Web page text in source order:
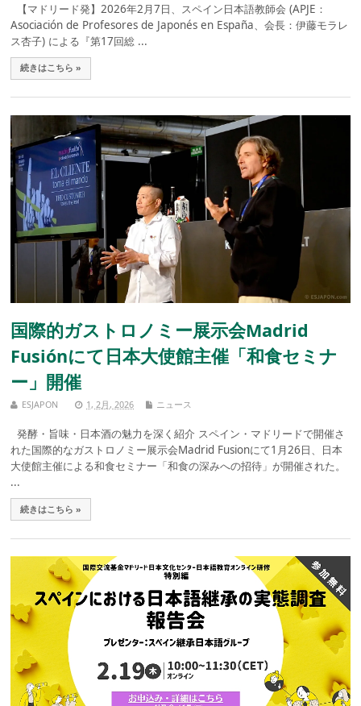
【マドリード発】2026年2月7日、スペイン日本語教師会 (APJE：
Asociación de Profesores de Japonés en España、会長：伊藤モラレ
ス杏子) による『第17回総 ...
続きはこちら »
国際的ガストロノミー展示会Madrid
Fusiónにて日本大使館主催「和食セミナ
ー」開催
ESJAPON 1, 2月, 2026 ニュース
発酵・旨味・日本酒の魅力を深く紹介 スペイン・マドリードで開催さ
れた国際的なガストロノミー展示会Madrid Fusionにて1月26日、日本
大使館主催による和食セミナー「和食の深みへの招待」が開催された。
...
続きはこちら »